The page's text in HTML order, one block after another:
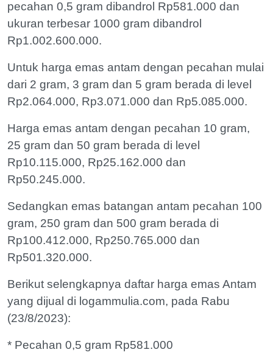
pecahan 0,5 gram dibandrol Rp581.000 dan
ukuran terbesar 1000 gram dibandrol
Rp1.002.600.000.
Untuk harga emas antam dengan pecahan mulai
dari 2 gram, 3 gram dan 5 gram berada di level
Rp2.064.000, Rp3.071.000 dan Rp5.085.000.
Harga emas antam dengan pecahan 10 gram,
25 gram dan 50 gram berada di level
Rp10.115.000, Rp25.162.000 dan
Rp50.245.000.
Sedangkan emas batangan antam pecahan 100
gram, 250 gram dan 500 gram berada di
Rp100.412.000, Rp250.765.000 dan
Rp501.320.000.
Berikut selengkapnya daftar harga emas Antam
yang dijual di logammulia.com, pada Rabu
(23/8/2023):
* Pecahan 0,5 gram Rp581.000